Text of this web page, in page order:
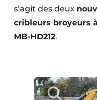
Rénovation
Sécurité incendie
Travaux ferroviaires
s’agit des deux
cribleurs broyeurs
MB-HD212.